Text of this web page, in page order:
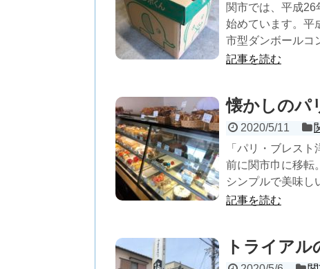
関市では、平成26
始めています。平
市型ダンボールコ
記事を読む
懐かしのパ
2020/5/11
「パリ・ブレス
前に関市巾に移転
シンプルで美味し
記事を読む
トライアル